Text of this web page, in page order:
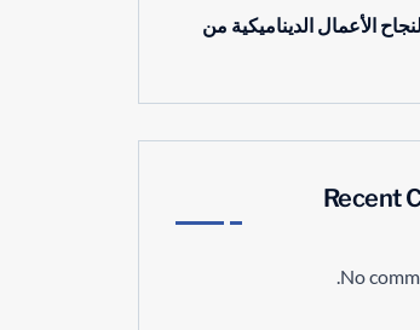
الأعمال الديناميكية من
Recent
No